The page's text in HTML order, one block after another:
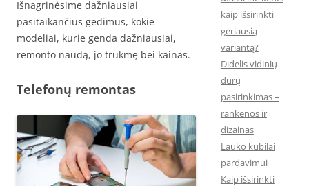
Išnagrinėsime dažniausiai
pasitaikančius gedimus, kokie
modeliai, kurie genda dažniausiai,
remonto naudą, jo trukmę bei kainas.
Telefonų remontas
kaip išsirinkti
geriausią
variantą?
Didelis vidinių
durų
pasirinkimas –
rankenos ir
dizainas
Lauko kubilai
pardavimui
Kaip išsirinkti